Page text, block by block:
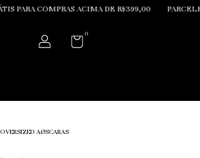
ACIMA DE R$399,00 PARCELE SUAS
0
OVERSIZED AØSCARAS